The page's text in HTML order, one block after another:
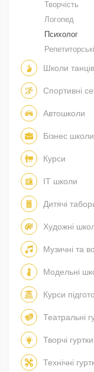
Творчість
Логопед
Психолог
Школи танців
Спортивні
Автошколи
Бізнес школи
Курси
IT школи
Дитячі
Художні
Музичні та
Модельні
Курси
Театральні
Творчі гуртки
Технічні